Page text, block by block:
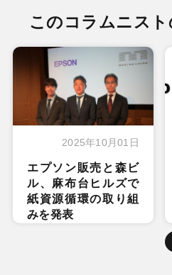
このコラムニス
2025年10月01日
エプソン販売と森ビ
ル、麻布台ヒルズで
紙資源循環の取り組
みを発表